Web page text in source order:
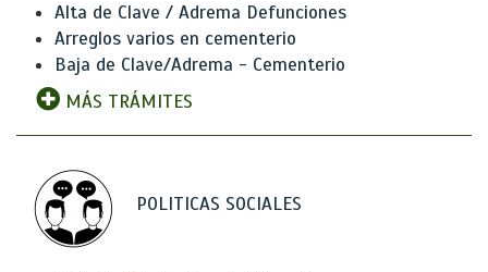
Alta de Clave / Adrema Defunciones
Arreglos varios en cementerio
Baja de Clave/Adrema - Cementerio
MÁS TRÁMITES
POLITICAS SOCIALES